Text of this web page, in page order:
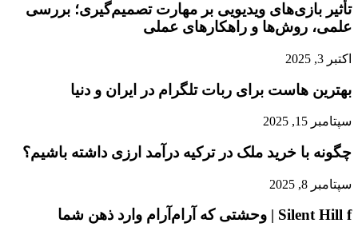
تأثیر بازی‌های ویدیویی بر مهارت تصمیم‌گیری؛ بررسی
علمی، روش‌ها و راهکارهای عملی
اکتبر 3, 2025
بهترین هاست برای ربات تلگرام در ایران و دنیا
سپتامبر 15, 2025
چگونه با خرید ملک در ترکیه درآمد ارزی داشته باشیم؟
سپتامبر 8, 2025
Silent Hill f | وحشتی که آرام‌آرام وارد ذهن شما